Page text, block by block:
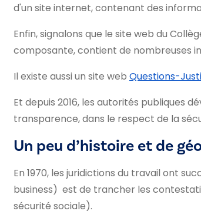
d'un site internet, contenant des
Enfin, signalons que le site web du
composante, contient de nombreuses
Il existe aussi un site web Questions-
Et depuis 2016, les autorités publiques
transparence, dans le respect de la
Un peu d’histoire et de
En 1970, les juridictions du travail ont
business) est de trancher les
sécurité sociale).